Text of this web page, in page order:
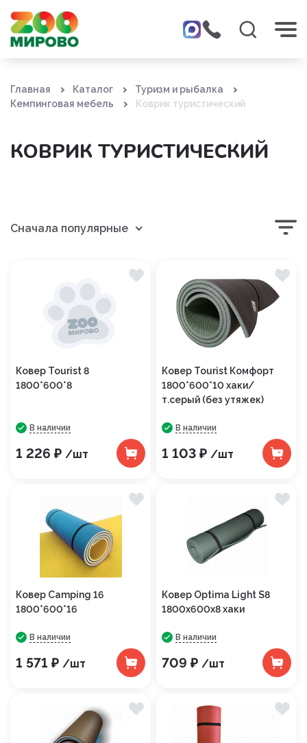
Главная Каталог
Туризм и рыбалка
Кемпинговая мебель
Коврик туристический
КОВРИК ТУРИСТИЧЕСКИЙ
Сначала популярные
Ковер Tourist 8
1800*600*8
В наличии
1 226 ₽ /шт
Ковер Tourist Комфорт
1800*600*10 хаки/
т.серый (без утяжек)
В наличии
1 103 ₽ /шт
Ковер Camping 16
1800*600*16
В наличии
1 571 ₽ /шт
Ковер Optima Light S8
1800х600х8 хаки
В наличии
709 ₽ /шт